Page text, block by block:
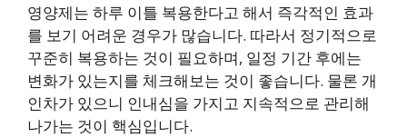
영양제는 하루 이틀 복용한다고 해서 즉각적인 효과
를 보기 어려운 경우가 많습니다. 따라서 정기적으로
꾸준히 복용하는 것이 필요하며, 일정 기간 후에는
변화가 있는지를 체크해보는 것이 좋습니다. 물론 개
인차가 있으니 인내심을 가지고 지속적으로 관리해
나가는 것이 핵심입니다.